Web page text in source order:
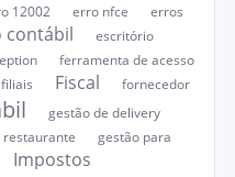
12002 erro nfce
erros
contábil
escritório
ferramenta de acesso
filiais Fiscal
fornecedor
gestão de delivery
restaurante
gestão para
Impostos